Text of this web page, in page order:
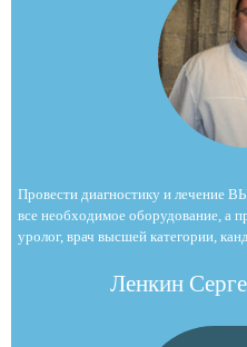
Провести диагностику и лечение
все необходимое оборудование, а
уролог, врач высшей категории,
Ленкин